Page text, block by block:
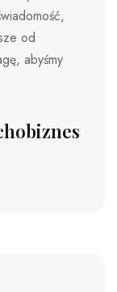
od
abyśmy